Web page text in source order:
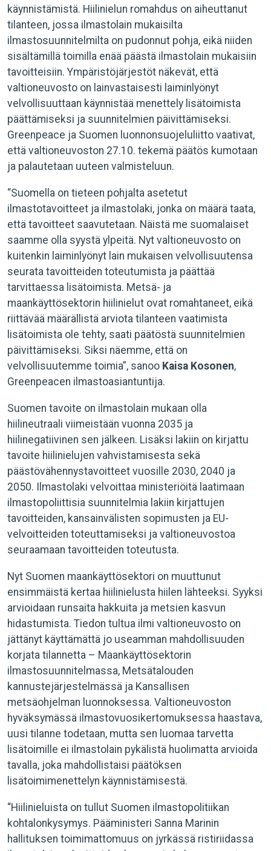
käynnistämistä. Hiilinielun romahdus on aiheuttanut
tilanteen, jossa ilmastolain mukaisilta
ilmastosuunnitelmilta on pudonnut pohja, eikä niiden
sisältämillä toimilla enää päästä ilmastolain mukaisiin
tavoitteisiin. Ympäristöjärjestöt näkevät, että
valtioneuvosto on lainvastaisesti laiminlyönyt
velvollisuuttaan käynnistää menettely lisätoimista
päättämiseksi ja suunnitelmien päivittämiseksi.
Greenpeace ja Suomen luonnonsuojeluliitto vaativat,
että valtioneuvoston 27.10. tekemä päätös kumotaan
ja palautetaan uuteen valmisteluun.
“Suomella on tieteen pohjalta asetetut
ilmastotavoitteet ja ilmastolaki, jonka on määrä taata,
että tavoitteet saavutetaan. Näistä me suomalaiset
saamme olla syystä ylpeitä. Nyt valtioneuvosto on
kuitenkin laiminlyönyt lain mukaisen velvollisuutensa
seurata tavoitteiden toteutumista ja päättää
tarvittaessa lisätoimista. Metsä- ja
maankäyttösektorin hiilinielut ovat romahtaneet, eikä
riittävää määrällistä arviota tilanteen vaatimista
lisätoimista ole tehty, saati päätöstä suunnitelmien
päivittämiseksi. Siksi näemme, että on
velvollisuutemme toimia”, sanoo Kaisa Kosonen,
Greenpeacen ilmastoasiantuntija.
Suomen tavoite on ilmastolain mukaan olla
hiilineutraali viimeistään vuonna 2035 ja
hiilinegatiivinen sen jälkeen. Lisäksi lakiin on kirjattu
tavoite hiilinielujen vahvistamisesta sekä
päästövähennystavoitteet vuosille 2030, 2040 ja
2050. Ilmastolaki velvoittaa ministeriöitä laatimaan
ilmastopoliittisia suunnitelmia lakiin kirjattujen
tavoitteiden, kansainvälisten sopimusten ja EU-
velvoitteiden toteuttamiseksi ja valtioneuvostoa
seuraamaan tavoitteiden toteutusta.
Nyt Suomen maankäyttösektori on muuttunut
ensimmäistä kertaa hiilinielusta hiilen lähteeksi. Syyksi
arvioidaan runsaita hakkuita ja metsien kasvun
hidastumista. Tiedon tultua ilmi valtioneuvosto on
jättänyt käyttämättä jo useamman mahdollisuuden
korjata tilannetta – Maankäyttösektorin
ilmastosuunnitelmassa, Metsätalouden
kannustejärjestelmässä ja Kansallisen
metsäohjelman luonnoksessa. Valtioneuvoston
hyväksymässä ilmastovuosikertomuksessa haastava,
uusi tilanne todetaan, mutta sen luomaa tarvetta
lisätoimille ei ilmastolain pykälistä huolimatta arvioida
tavalla, joka mahdollistaisi päätöksen
lisätoimimenettelyn käynnistämisestä.
“Hiilinieluista on tullut Suomen ilmastopolitiikan
kohtalonkysymys. Pääministeri Sanna Marinin
hallituksen toimimattomuus on jyrkässä ristiriidassa